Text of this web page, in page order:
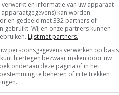
en informatie van uw apparaat
kan worden
en gedeeld met 332 partners of
gebruikt. Wij en onze partners kunnen
Lijst met partners.
persoonsgegevens verwerken op basis
hiertegen bezwaar maken door uw
onderaan deze pagina of in het
te beheren of in te trekken